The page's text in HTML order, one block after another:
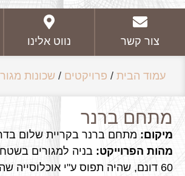
צור קשר נווט אלינו
עמוד הבית / פרויקטים / שכונות
מתחם ברנר
מיקום: מתחם ברנר בקריית שלום
מהות הפרוייקט: בניה למגורים
60 דונם, שהיה תפוס ע"י אוכלוסייה